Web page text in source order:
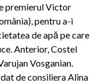
premierul Victor
pentru a-i
de apă pe care
Anterior, Costel
Vosganian.
de consiliera Alina